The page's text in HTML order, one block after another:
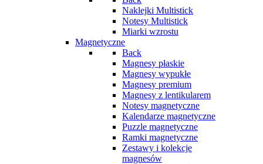
Naklejki Multistick
Notesy Multistick
Miarki wzrostu
Magnetyczne
Back
Magnesy płaskie
Magnesy wypukłe
Magnesy premium
Magnesy z lentikularem
Notesy magnetyczne
Kalendarze magnetyczne
Puzzle magnetyczne
Ramki magnetyczne
Zestawy i kolekcje
magnesów